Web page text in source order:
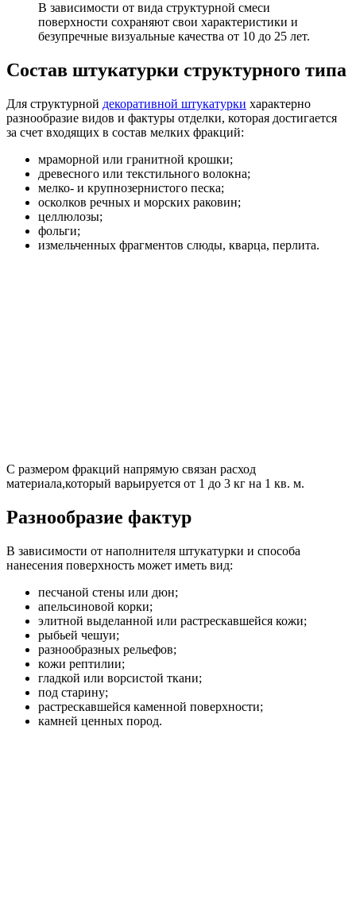
В зависимости от вида структурной смеси
поверхности сохраняют свои характеристики и
безупречные визуальные качества от 10 до 25 лет.
Состав штукатурки структурного типа
Для структурной декоративной штукатурки характерно
разнообразие видов и фактуры отделки, которая достигается
за счет входящих в состав мелких фракций:
мраморной или гранитной крошки;
древесного или текстильного волокна;
мелко- и крупнозернистого песка;
осколков речных и морских раковин;
целлюлозы;
фольги;
измельченных фрагментов слюды, кварца, перлита.
С размером фракций напрямую связан расход
материала,который варьируется от 1 до 3 кг на 1 кв. м.
Разнообразие фактур
В зависимости от наполнителя штукатурки и способа
нанесения поверхность может иметь вид:
песчаной стены или дюн;
апельсиновой корки;
элитной выделанной или растрескавшейся кожи;
рыбьей чешуи;
разнообразных рельефов;
кожи рептилии;
гладкой или ворсистой ткани;
под старину;
растрескавшейся каменной поверхности;
камней ценных пород.